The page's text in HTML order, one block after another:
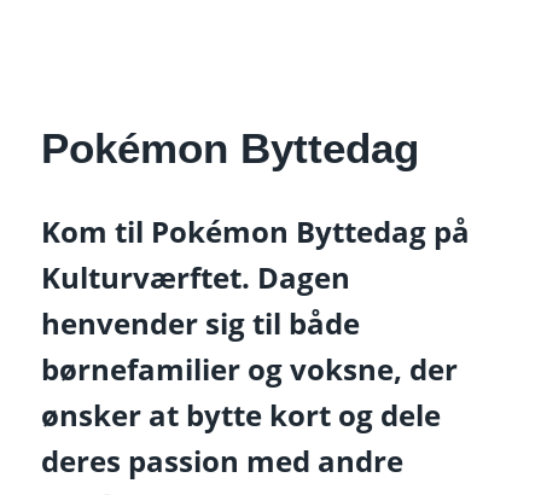
Pokémon Byttedag
Kom til Pokémon Byttedag på
Kulturværftet. Dagen
henvender sig til både
børnefamilier og voksne, der
ønsker at bytte kort og dele
deres passion med andre